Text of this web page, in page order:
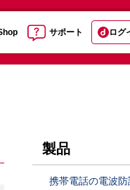
サポート ログ
製品
携帯電話の電波